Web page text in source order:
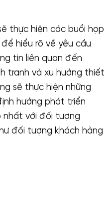
thực hiện các buổi họp
hiểu rõ về yêu cầu
tin liên quan đến
tranh và xu hướng thiết
sẽ thực hiện những
hướng phát triển
nhất với đối tượng
đối tượng khách hàng